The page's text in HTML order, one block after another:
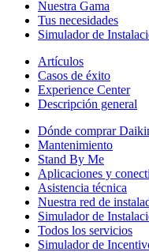
Nuestra Gama
Tus necesidades
Simulador de
Artículos
Casos de éxito
Experience Center
Descripción general
Dónde comprar
Mantenimiento
Stand By Me
Aplicaciones y
Asistencia técnica
Nuestra red de
Simulador de
Todos los servicios
Simulador de